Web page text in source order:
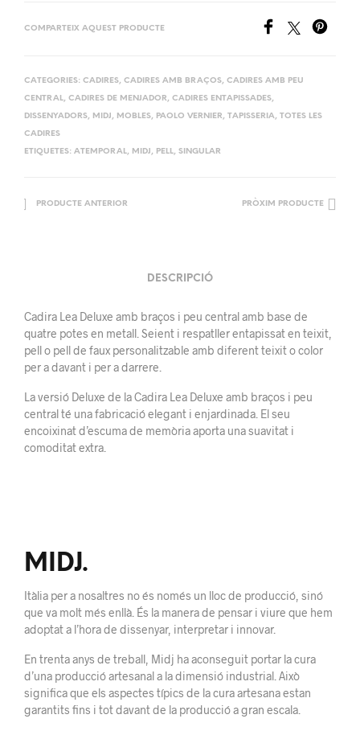
COMPARTEIX AQUEST PRODUCTE
CATEGORIES: CADIRES, CADIRES AMB BRAÇOS, CADIRES AMB PEU
CENTRAL, CADIRES DE MENJADOR, CADIRES ENTAPISSADES,
DISSENYADORS, MIDJ, MOBLES, PAOLO VERNIER, TAPISSERIA, TOTES LES
CADIRES
ETIQUETES: ATEMPORAL, MIDJ, PELL, SINGULAR
PRODUCTE ANTERIOR PRÒXIM PRODUCTE
DESCRIPCIÓ
Cadira Lea Deluxe amb braços i peu central amb base de
quatre potes en metall. Seient i respatller entapissat en teixit,
pell o pell de faux personalitzable amb diferent teixit o color
per a davant i per a darrere.
La versió Deluxe de la Cadira Lea Deluxe amb braços i peu
central té una fabricació elegant i enjardinada. El seu
encoixinat d’escuma de memòria aporta una suavitat i
comoditat extra.
MIDJ.
Itàlia per a nosaltres no és només un lloc de producció, sinó
que va molt més enllà. És la manera de pensar i viure que hem
adoptat a l’hora de dissenyar, interpretar i innovar.
En trenta anys de treball, Midj ha aconseguit portar la cura
d’una producció artesanal a la dimensió industrial. Això
significa que els aspectes típics de la cura artesana estan
garantits fins i tot davant de la producció a gran escala.